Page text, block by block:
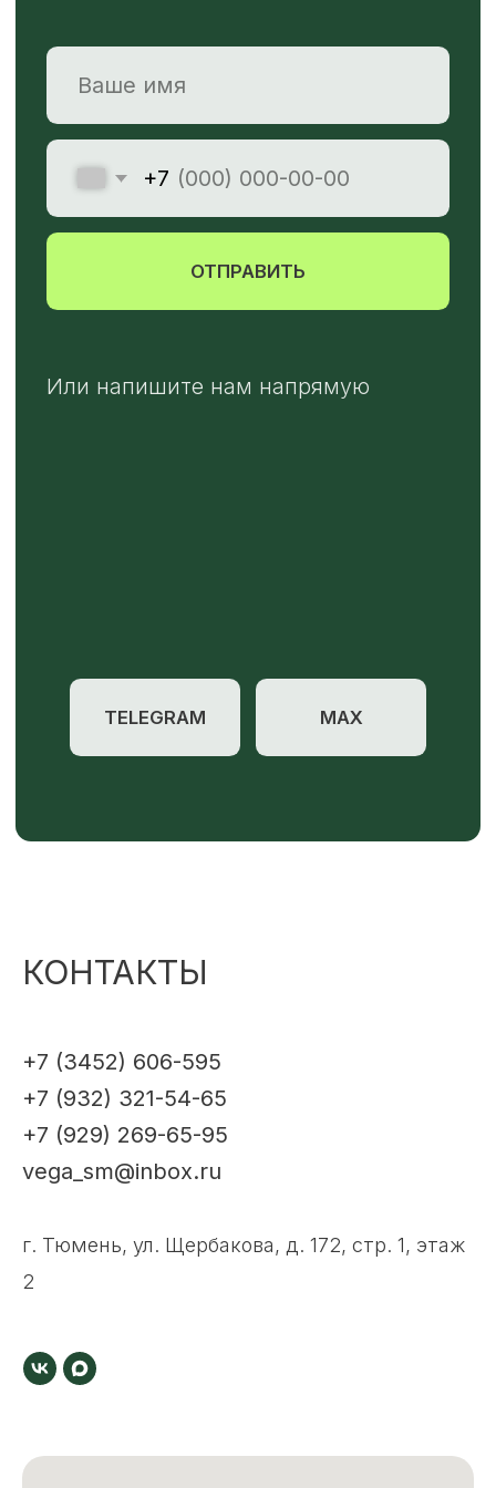
КОНТАКТЫ
+7 (3452) 606-595
+7 (932) 321-54-65
+7 (929) 269-65-95
vega_sm@inbox.ru
г. Тюмень, ул. Щербакова, д. 172, стр. 1, этаж
2